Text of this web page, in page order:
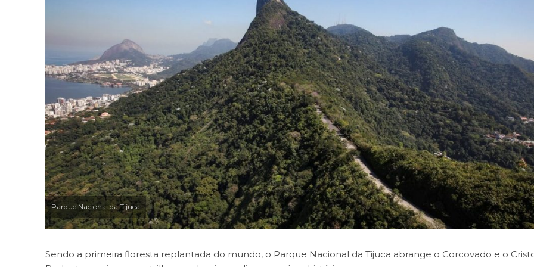
Parque Nacional da Tijuca
Sendo a primeira floresta replantada do mundo, o Parque Nacional da Tijuca abrange o Corcovado e o